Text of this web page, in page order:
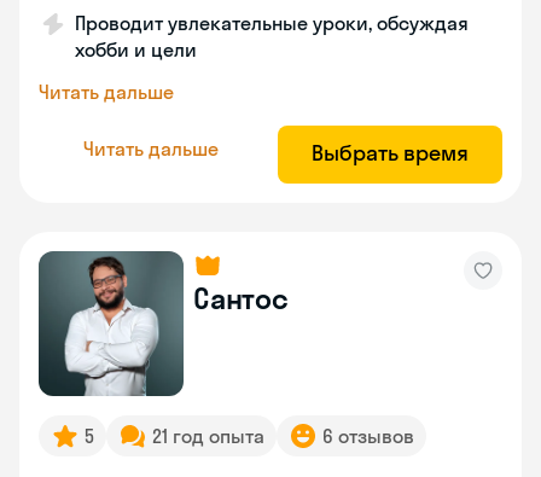
Проводит увлекательные уроки, обсуждая
хобби и цели
Читать дальше
Читать дальше Выбрать время
Сантос
5 21 год опыта 6 отзывов